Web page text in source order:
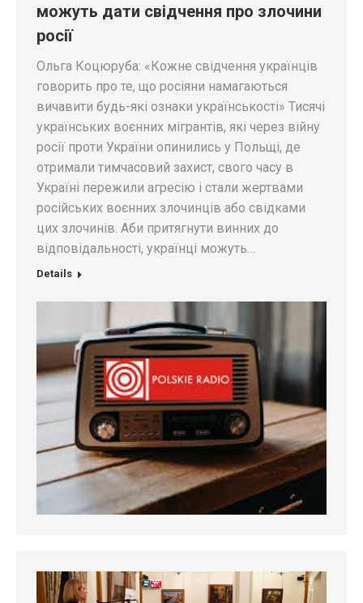
можуть дати свідчення про злочини
росії
Ольга Коцюруба: «Кожне свідчення українців
говорить про те, що росіяни намагаються
вичавити будь-які ознаки українськості» Тисячі
українських воєнних мігрантів, які через війну
росії проти України опинились у Польщі, де
отримали тимчасовий захист, свого часу в
Україні пережили агресію і стали жертвами
російських воєнних злочинців або свідками
цих злочинів. Аби притягнути винних до
відповідальності, українці можуть…
Details